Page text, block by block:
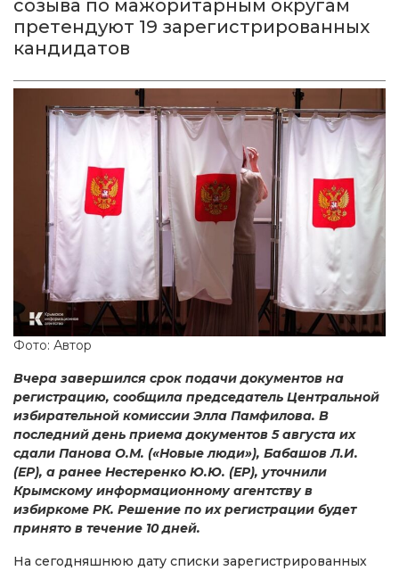
созыва по мажоритарным округам
претендуют 19 зарегистрированных
кандидатов
Фото: Автор
Вчера завершился срок подачи документов на
регистрацию, сообщила председатель Центральной
избирательной комиссии Элла Памфилова. В
последний день приема документов 5 августа их
сдали Панова О.М. («Новые люди»), Бабашов Л.И.
(ЕР), а ранее Нестеренко Ю.Ю. (ЕР), уточнили
Крымскому информационному агентству в
избиркоме РК. Решение по их регистрации будет
принято в течение 10 дней.
На сегодняшнюю дату списки зарегистрированных